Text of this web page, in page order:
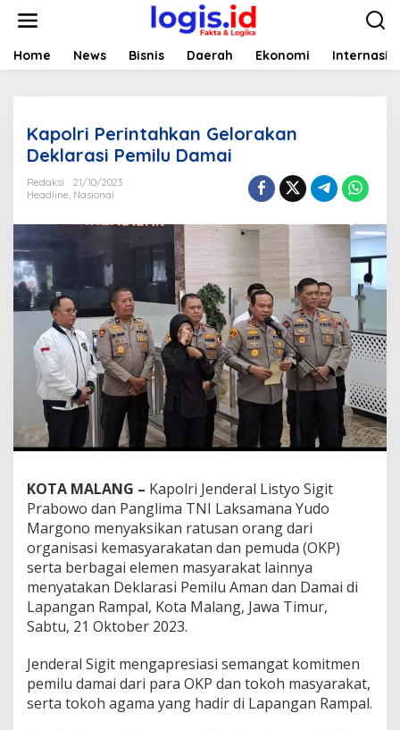
t
Home News Bisnis Daerah Ekonomi
Kapolri Perintahkan Gelorakan
Deklarasi Pemilu Damai
Redaksi
21/10/2023
Headline, Nasional
KOTA MALANG – Kapolri Jenderal Listyo Sigit
Prabowo dan Panglima TNI Laksamana Yudo
Margono menyaksikan ratusan orang dari
organisasi kemasyarakatan dan pemuda (OKP)
serta berbagai elemen masyarakat lainnya
menyatakan Deklarasi Pemilu Aman dan Damai di
Lapangan Rampal, Kota Malang, Jawa Timur,
Sabtu, 21 Oktober 2023.
Jenderal Sigit mengapresiasi semangat komitmen
pemilu damai dari para OKP dan tokoh masyarakat,
serta tokoh agama yang hadir di Lapangan Rampal.